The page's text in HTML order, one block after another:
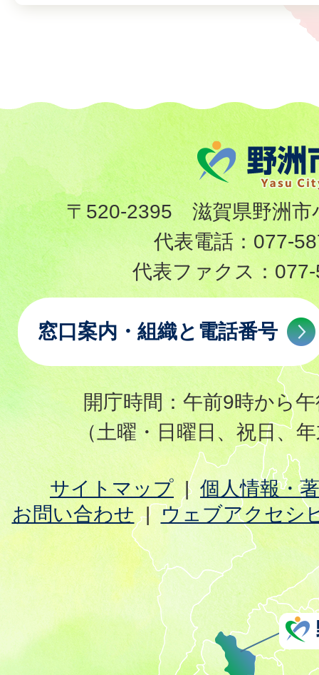
〒520-2395 滋賀県野洲市
代表電話： 077-
代表ファクス：
窓口案内・組織と電話番号
開庁時間：午前9時から
（土曜・日曜日、祝日、
サイトマップ
個人情報・
お問い合わせ
ウェブアクセシ